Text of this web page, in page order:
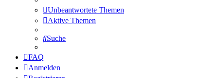
Unbeantwortete Themen
Aktive Themen
Suche
FAQ
Anmelden